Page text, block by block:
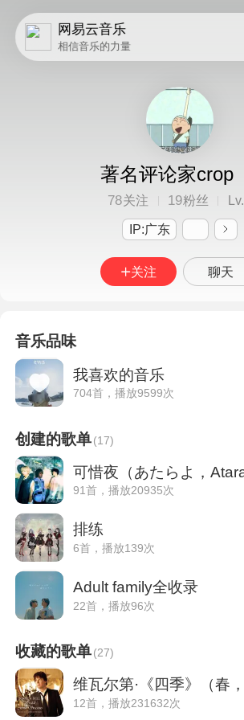
网易云音乐
相信音乐的力量
著名评论家crop
78关注 19粉丝 Lv.
IP:广东
关注 聊天
音乐品味
我喜欢的音乐
704首，播放9599次
创建的歌单(17)
91首，播放20935次
排练
6首，播放139次
Adult family全收录
22首，播放96次
收藏的歌单(27)
12首，播放231632次